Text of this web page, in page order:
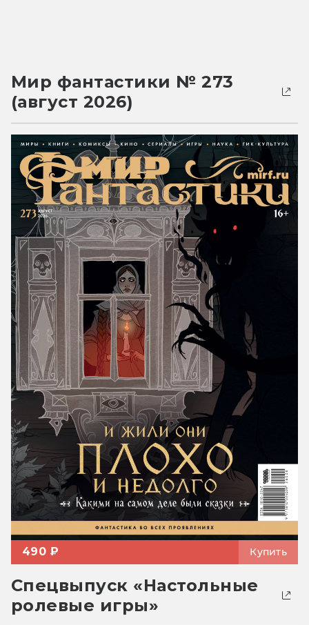
Мир фантастики № 273
(август 2026)
490 ₽ Купить
Спецвыпуск «Настольные
ролевые игры»